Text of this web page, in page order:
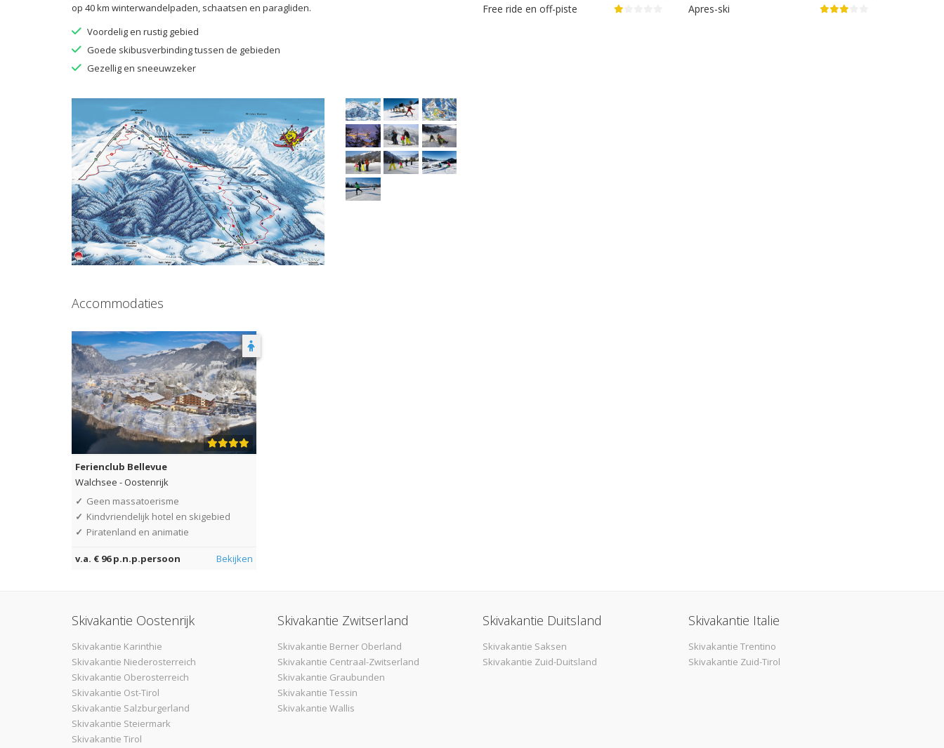
op 40 km winterwandelpaden, schaatsen en paragliden.
Voordelig en rustig gebied
Goede skibusverbinding tussen de gebieden
Gezellig en sneeuwzeker
Free ride en off-piste
Apres-ski
Accommodaties
Ferienclub Bellevue
Walchsee -Oostenrijk
✓ Geen massatoerisme
✓ Kindvriendelijk hotel en skigebied
✓ Piratenland en animatie
v.a. € 96 p.n.p.persoon Bekijken
Skivakantie Oostenrijk
Skivakantie Karinthie
Skivakantie Niederosterreich
Skivakantie Oberosterreich
Skivakantie Ost-Tirol
Skivakantie Salzburgerland
Skivakantie Steiermark
Skivakantie Tirol
Skivakantie Zwitserland
Skivakantie Berner Oberland
Skivakantie Centraal-Zwitserland
Skivakantie Graubunden
Skivakantie Tessin
Skivakantie Wallis
Skivakantie Duitsland
Skivakantie Saksen
Skivakantie Zuid-Duitsland
Skivakantie Italie
Skivakantie Trentino
Skivakantie Zuid-Tirol